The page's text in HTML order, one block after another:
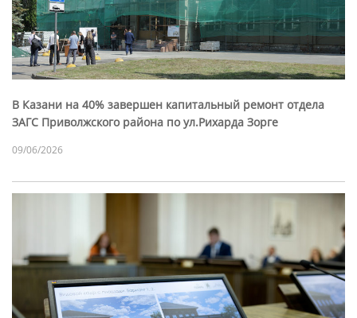
В Казани на 40% завершен капитальный ремонт отдела
ЗАГС Приволжского района по ул.Рихарда Зорге
09/06/2026